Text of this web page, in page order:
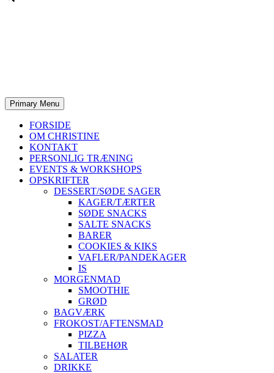
Primary Menu
FORSIDE
OM CHRISTINE
KONTAKT
PERSONLIG TRÆNING
EVENTS & WORKSHOPS
OPSKRIFTER
DESSERT/SØDE SAGER
KAGER/TÆRTER
SØDE SNACKS
SALTE SNACKS
BARER
COOKIES & KIKS
VAFLER/PANDEKAGER
IS
MORGENMAD
SMOOTHIE
GRØD
BAGVÆRK
FROKOST/AFTENSMAD
PIZZA
TILBEHØR
SALATER
DRIKKE